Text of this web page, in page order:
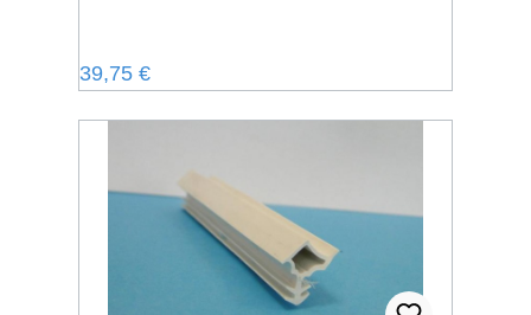
Regulärer Preis:
39,75 €